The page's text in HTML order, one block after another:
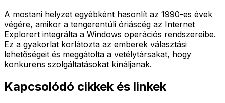
A mostani helyzet egyébként hasonlít az 1990-es évek
végére, amikor a tengerentúli óriáscég az Internet
Explorert integrálta a Windows operációs rendszereibe.
Ez a gyakorlat korlátozta az emberek választási
lehetőségeit és meggátolta a vetélytársakat, hogy
konkurens szolgáltatásokat kínáljanak.
Kapcsolódó cikkek és linkek